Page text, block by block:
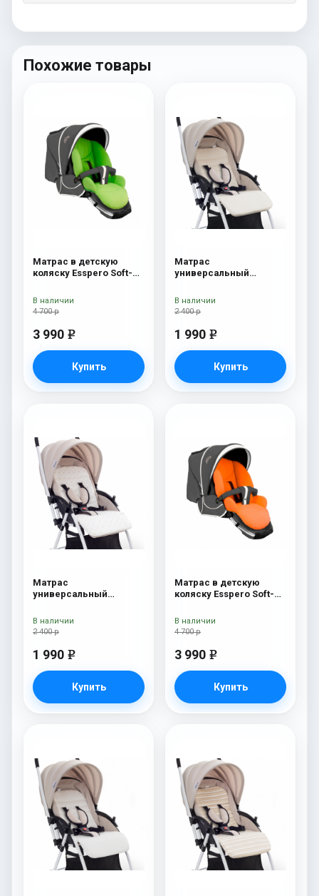
Похожие товары
Матрас в детскую
коляску Esspero Soft-
4 700 р
3 990 e
Купить
В наличии
Матрас
универсальный
Linear
2 400 р
1 990 e
Купить
В наличии
Матрас
универсальный
Big-Star
2 400 р
1 990 e
Купить
В наличии
Матрас в детскую
коляску Esspero Soft-
4 700 р
3 990 e
Купить
В наличии